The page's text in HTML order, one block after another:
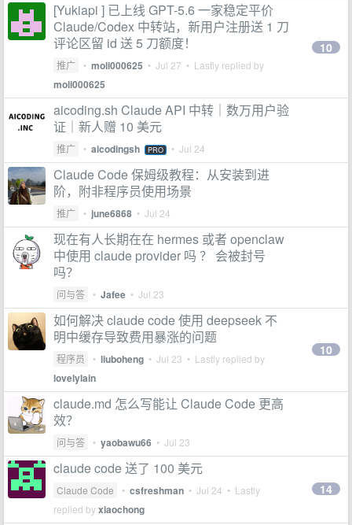
[Yukiapi ] 已上线 GPT-5.6 一家稳定平价
Claude/Codex 中转站，新用户注册送 1 刀
评论区留 id 送 5 刀额度！
推广 • moli000625 • Jul 27 • Lastly replied by
moli000625
10
aicoding.sh Claude API 中转｜数万用户验
证｜新人赠 10 美元
推广 • aicodingsh PRO • Jul 24
Claude Code 保姆级教程：从安装到进
阶，附非程序员使用场景
推广 • june6868 • Jul 24
现在有人长期在在 hermes 或者 openclaw
中使用 claude provider 吗 ？ 会被封号
吗？
问与答 • Jafee • Jul 23
如何解决 claude code 使用 deepseek 不
明中缓存导致费用暴涨的问题
程序员 • liuboheng • Jul 23 • Lastly replied by
lovelylain
10
claude.md 怎么写能让 Claude Code 更高
效？
问与答 • yaobawu66 • Jul 23
claude code 送了 100 美元
Claude Code • csfreshman • Jul 24 • Lastly
replied byxiaochong
14